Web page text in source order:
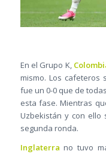
En el Grupo K,
mismo. Los
fue un 0-0 que de
esta fase. Mientras
Uzbekistán y con
segunda ronda.
Inglaterra no tuvo